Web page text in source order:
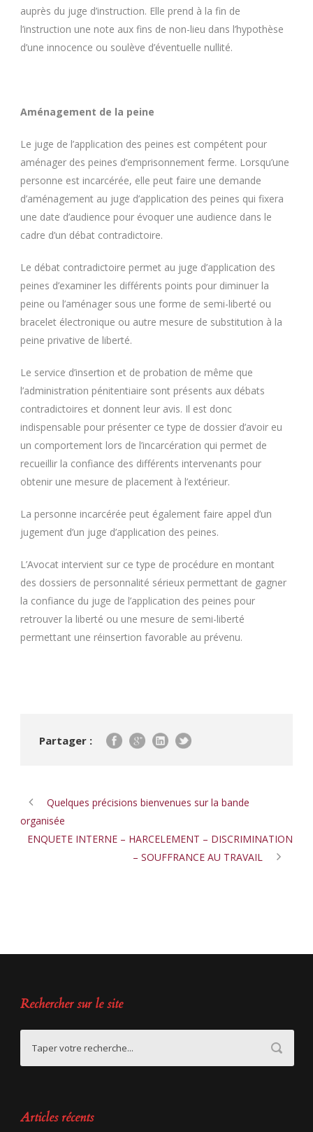
auprès du juge d’instruction. Elle prend à la fin de
l’instruction une note aux fins de non-lieu dans l’hypothèse
d’une innocence ou soulève d’éventuelle nullité.
Aménagement de la peine
Le juge de l’application des peines est compétent pour
aménager des peines d’emprisonnement ferme. Lorsqu’une
personne est incarcérée, elle peut faire une demande
d’aménagement au juge d’application des peines qui fixera
une date d’audience pour évoquer une audience dans le
cadre d’un débat contradictoire.
Le débat contradictoire permet au juge d’application des
peines d’examiner les différents points pour diminuer la
peine ou l’aménager sous une forme de semi-liberté ou
bracelet électronique ou autre mesure de substitution à la
peine privative de liberté.
Le service d’insertion et de probation de même que
l’administration pénitentiaire sont présents aux débats
contradictoires et donnent leur avis. Il est donc
indispensable pour présenter ce type de dossier d’avoir eu
un comportement lors de l’incarcération qui permet de
recueillir la confiance des différents intervenants pour
obtenir une mesure de placement à l’extérieur.
La personne incarcérée peut également faire appel d’un
jugement d’un juge d’application des peines.
L’Avocat intervient sur ce type de procédure en montant
des dossiers de personnalité sérieux permettant de gagner
la confiance du juge de l’application des peines pour
retrouver la liberté ou une mesure de semi-liberté
permettant une réinsertion favorable au prévenu.
Partager :
Quelques précisions bienvenues sur la bande
organisée
ENQUETE INTERNE – HARCELEMENT – DISCRIMINATION
– SOUFFRANCE AU TRAVAIL
Rechercher sur le site
Articles récents